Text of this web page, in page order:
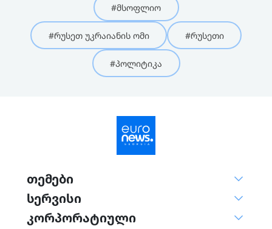
#მსოფლიო
#რუსეთ უკრაიანის ომი #რუსეთი
#პოლიტიკა
თემები
სერვისი
კორპორატიული